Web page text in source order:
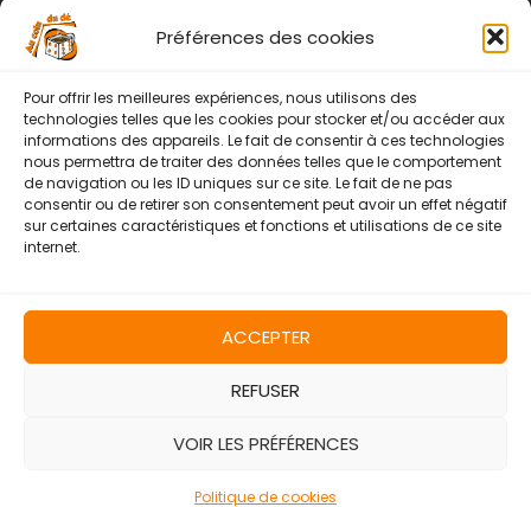
Préférences des cookies
Pour offrir les meilleures expériences, nous utilisons des
technologies telles que les cookies pour stocker et/ou accéder aux
informations des appareils. Le fait de consentir à ces technologies
nous permettra de traiter des données telles que le comportement
de navigation ou les ID uniques sur ce site. Le fait de ne pas
consentir ou de retirer son consentement peut avoir un effet négatif
sur certaines caractéristiques et fonctions et utilisations de ce site
internet.
ACCEPTER
REFUSER
VOIR LES PRÉFÉRENCES
Politique de cookies
Conditions générales de ventes
Politique de retour
Contact
Instagram Facebook